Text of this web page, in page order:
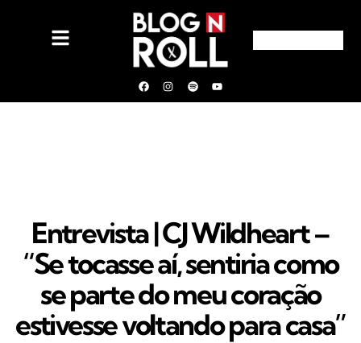
Entrevista | CJ Wildheart –
“Se tocasse aí, sentiria como
se parte do meu coração
estivesse voltando para casa”